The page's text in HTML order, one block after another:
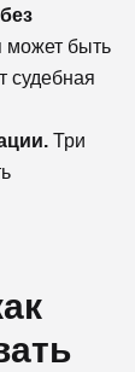
может быть
судебная
Три